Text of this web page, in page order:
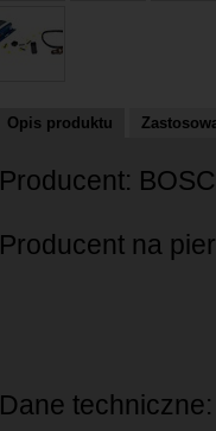
Opis produktu
Producent:
Producent na
Dane techniczne: